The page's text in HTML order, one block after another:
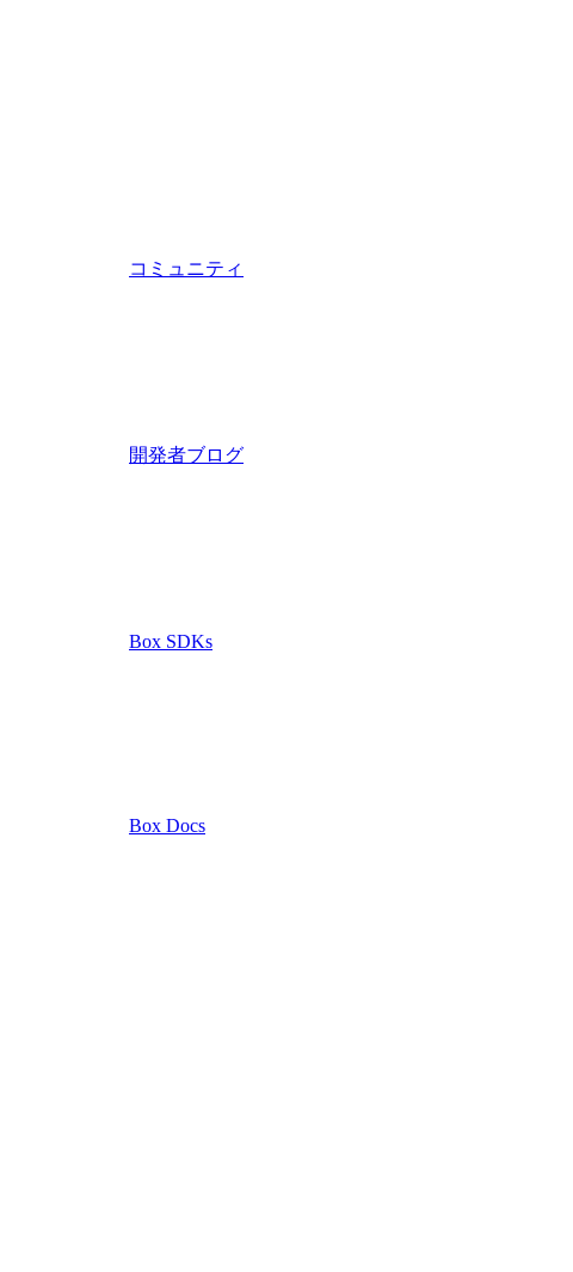
コミュニティ
開発者ブログ
Box SDKs
Box Docs